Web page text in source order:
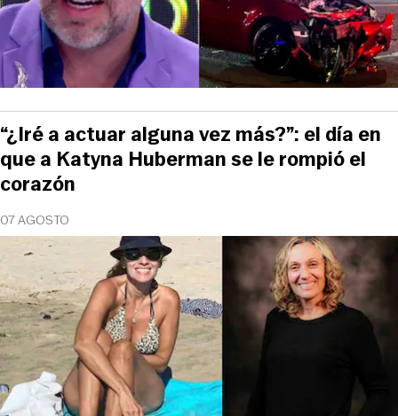
07 AGOSTO
“¿Iré a actuar alguna vez más?”: el día en
que a Katyna Huberman se le rompió el
corazón